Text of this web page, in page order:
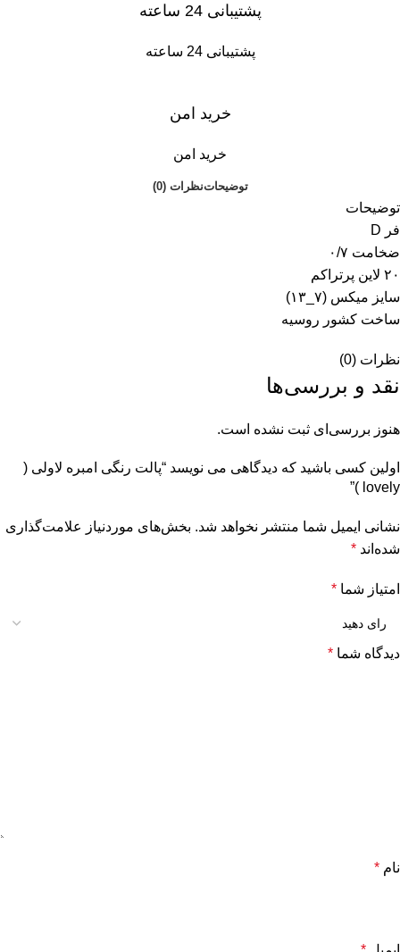
پشتیبانی 24 ساعته
پشتیبانی 24 ساعته
خرید امن
خرید امن
توضیحاتنظرات (0)
توضیحات
فر D
ضخامت ۰/۷
۲۰ لاین پرتراکم
سایز میکس (۷_۱۳)
ساخت کشور روسیه
نظرات (0)
نقد و بررسی‌ها
هنوز بررسی‌ای ثبت نشده است.
اولین کسی باشید که دیدگاهی می نویسد “پالت رنگی امبره لاولی (
lovely )”
نشانی ایمیل شما منتشر نخواهد شد. بخش‌های موردنیاز علامت‌گذاری
شده‌اند *
امتیاز شما *
دیدگاه شما *
نام *